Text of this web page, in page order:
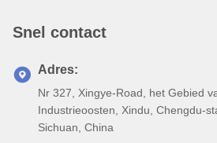
Snel contact
Adres:
Nr 327, Xingye-Road, het Gebied
Industrieoosten, Xindu, Chengdu-
Sichuan, China